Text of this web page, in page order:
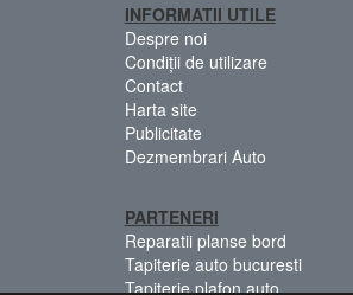
INFORMATII UTILE
Despre noi
Condiții de utilizare
Contact
Harta site
Publicitate
Dezmembrari Auto
PARTENERI
Reparatii planse bord
Tapiterie auto bucuresti
Tapiterie plafon auto